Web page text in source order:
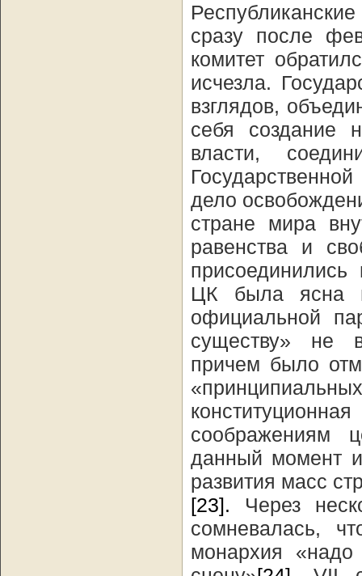
Республиканские
сразу после
комитет
исчезла.
взглядов,
себя создание
власти,
дело
стране мира
равенства и
присоединились
ЦК была ясна
официальной
существу» не
причем было
соображениям
данный момент и
развития масс
[23]. Через
сомневалась,
монархия «надо